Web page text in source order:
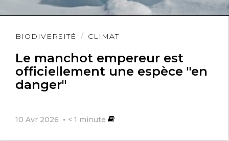
BIODIVERSITÉ CLIMAT
Le manchot empereur est
officiellement une espèce "en
danger"
10 Avr 2026 < 1 minute
Lire